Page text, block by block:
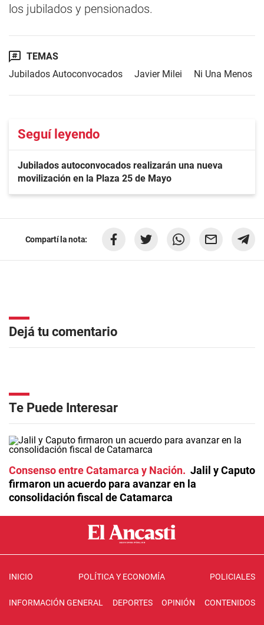
los jubilados y pensionados.
TEMAS
Jubilados Autoconvocados
Javier Milei Ni Una Menos
Seguí leyendo
Jubilados autoconvocados realizarán una nueva
movilización en la Plaza 25 de Mayo
Compartí la nota:
Dejá tu comentario
Te Puede Interesar
Consenso entre Catamarca y Nación
Jalil y Caputo
firmaron un acuerdo para avanzar en la
consolidación fiscal de Catamarca
INICIO POLÍTICA Y ECONOMÍA POLICIALES
INFORMACIÓN GENERAL DEPORTES OPINIÓN CONTENIDOS